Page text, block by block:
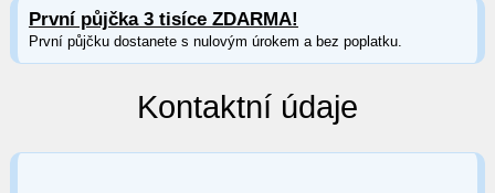
První půjčka 3 tisíce ZDARMA!
První půjčku dostanete s nulovým úrokem a bez poplatku.
Kontaktní údaje